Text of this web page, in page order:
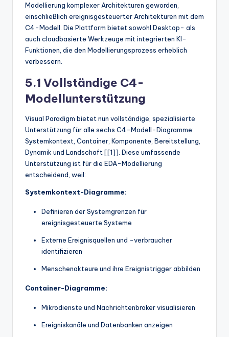
Modellierung komplexer Architekturen geworden,
einschließlich ereignisgesteuerter Architekturen mit dem
C4-Modell. Die Plattform bietet sowohl Desktop- als
auch cloudbasierte Werkzeuge mit integrierten KI-
Funktionen, die den Modellierungsprozess erheblich
verbessern.
5.1 Vollständige C4-
Modellunterstützung
Visual Paradigm bietet nun vollständige, spezialisierte
Unterstützung für alle sechs C4-Modell-Diagramme:
Systemkontext, Container, Komponente, Bereitstellung,
Dynamik und Landschaft [[1]]. Diese umfassende
Unterstützung ist für die EDA-Modellierung
entscheidend, weil:
Systemkontext-Diagramme:
Definieren der Systemgrenzen für
ereignisgesteuerte Systeme
Externe Ereignisquellen und -verbraucher
identifizieren
Menschenakteure und ihre Ereignistrigger abbilden
Container-Diagramme:
Mikrodienste und Nachrichtenbroker visualisieren
Ereigniskanäle und Datenbanken anzeigen